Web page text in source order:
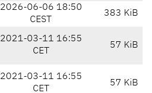
2026-06-06 18:50
CEST
383 KiB
2021-03-11 16:55
CET
57 KiB
2021-03-11 16:55
CET
57 KiB